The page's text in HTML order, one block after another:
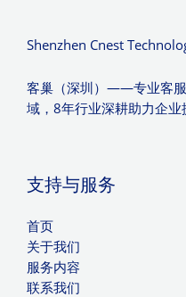
Shenzhen Cnest
客巢（深圳）——专业客
域，8年行业深耕助力企业
支持与服务
首页
关于我们
服务内容
联系我们